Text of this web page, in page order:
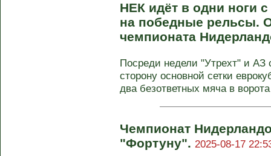
НЕК идёт в одни ноги
на победные рельсы.
чемпионата
Посреди недели "Утрехт" и АЗ
сторону основной сетки
два безответных мяча в
Чемпионат
"Фортуну". 2025-08-17